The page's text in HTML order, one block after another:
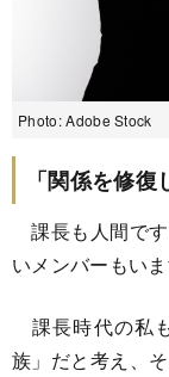
Photo: Adobe Stock
「関係を修
課長も人間で
いメンバーもいま
課長時代の私
族」だと考え、